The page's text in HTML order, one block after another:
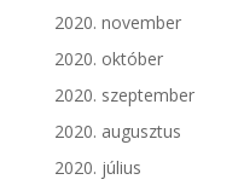
2020. november
2020. október
2020. szeptember
2020. augusztus
2020. július